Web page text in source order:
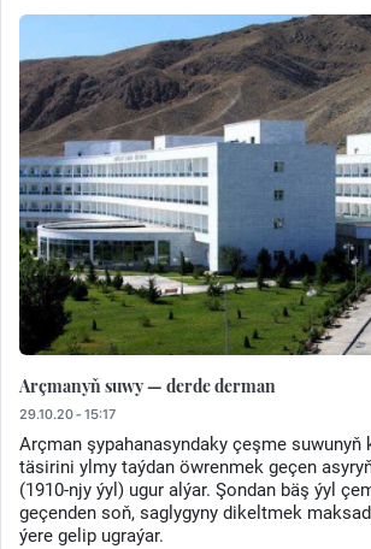
Arçmanyň suwy — derde derman
29.10.20 - 15:17
Arçman şypahanasyndaky çeşme
täsirini ylmy taýdan öwrenmek geçen
(1910-njy ýyl) ugur alýar. Şondan bäş ýyl
geçenden soň, saglygyny dikeltmek
ýere gelip ugraýar.